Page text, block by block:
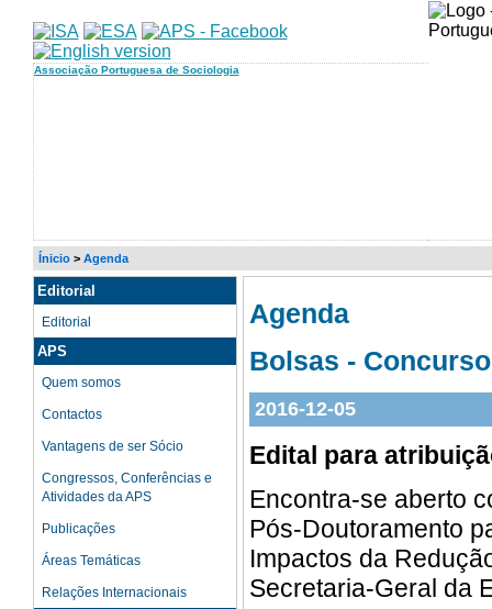
Associação Portuguesa de Sociologia
Ínicio> Agenda
Editorial
Editorial
APS
Quem somos
Contactos
Vantagens de ser Sócio
Congressos, Conferências e
Atividades da APS
Publicações
Áreas Temáticas
Relações Internacionais
Agenda
Bolsas -
2016-12-05
Edital para
Encontra-se aberto
Pós-Doutoramento
Impactos da
Secretaria-Geral da